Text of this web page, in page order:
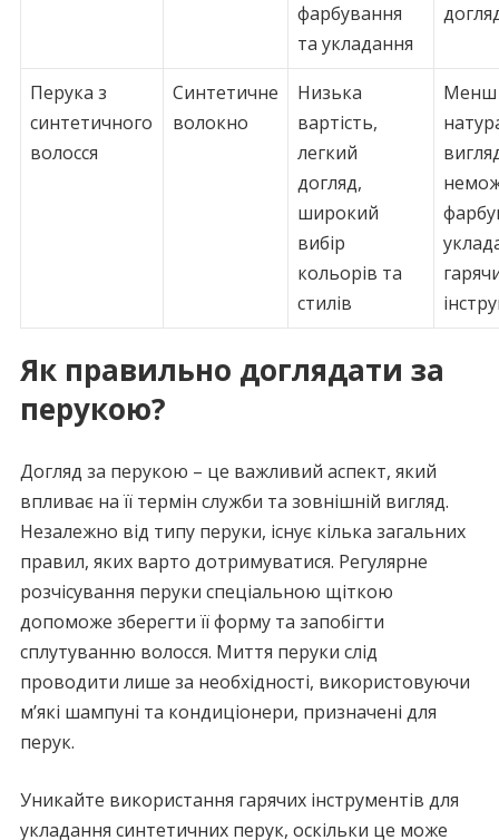
фарбування
та укладання
Перука з
синтетичного
волосся
Синтетичне
волокно
Низька
вартість,
легкий
догляд,
широкий
вибір
кольорів та
стилів
Менш
Як правильно доглядати за
перукою?
Догляд за перукою – це важливий аспект, який
впливає на її термін служби та зовнішній вигляд.
Незалежно від типу перуки, існує кілька загальних
правил, яких варто дотримуватися. Регулярне
розчісування перуки спеціальною щіткою
допоможе зберегти її форму та запобігти
сплутуванню волосся. Миття перуки слід
проводити лише за необхідності, використовуючи
м’які шампуні та кондиціонери, призначені для
перук.
Уникайте використання гарячих інструментів для
укладання синтетичних перук, оскільки це може